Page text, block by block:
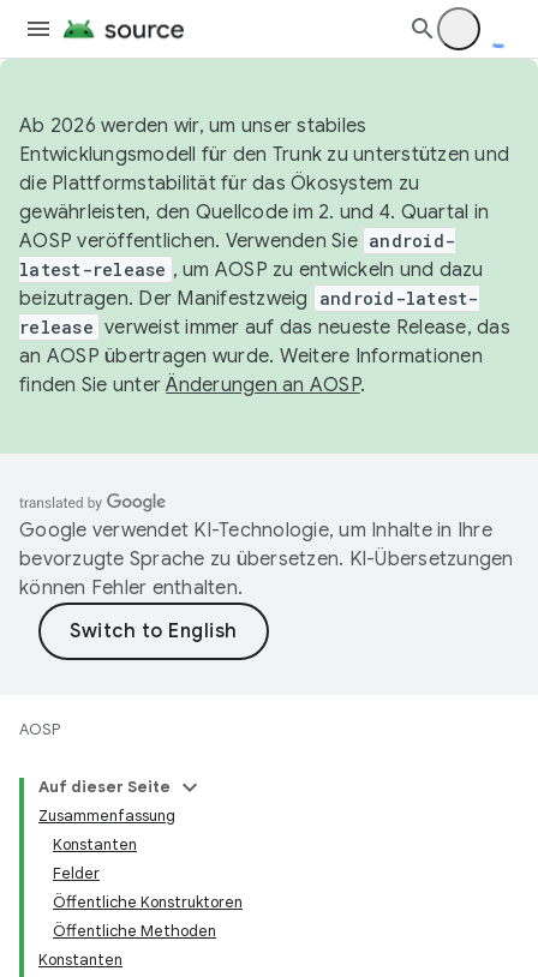
Ab 2026 werden wir, um unser stabiles
Entwicklungsmodell für den Trunk zu unterstützen und
die Plattformstabilität für das Ökosystem zu
gewährleisten, den Quellcode im 2. und 4. Quartal in
AOSP veröffentlichen. Verwenden Sie android-
latest-release , um AOSP zu entwickeln und dazu
beizutragen. Der Manifestzweig
android-latest-
release verweist immer auf das neueste Release, das
an AOSP übertragen wurde. Weitere Informationen
finden Sie unterÄnderungen an AOSP.
Google verwendet KI-Technologie, um Inhalte in Ihre
bevorzugte Sprache zu übersetzen. KI-Übersetzungen
können Fehler enthalten.
AOSP
Auf dieser Seite
Zusammenfassung
Konstanten
Felder
Öffentliche Konstruktoren
Öffentliche Methoden
Konstanten